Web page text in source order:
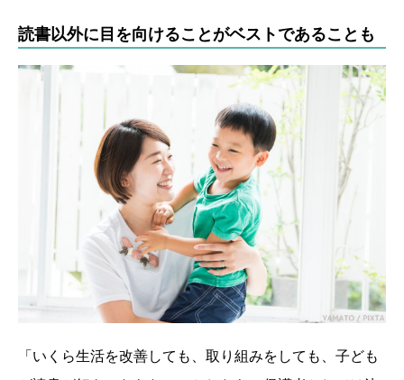
読書以外に目を向けることがベストであることも
「いくら生活を改善しても、取り組みをしても、子ども